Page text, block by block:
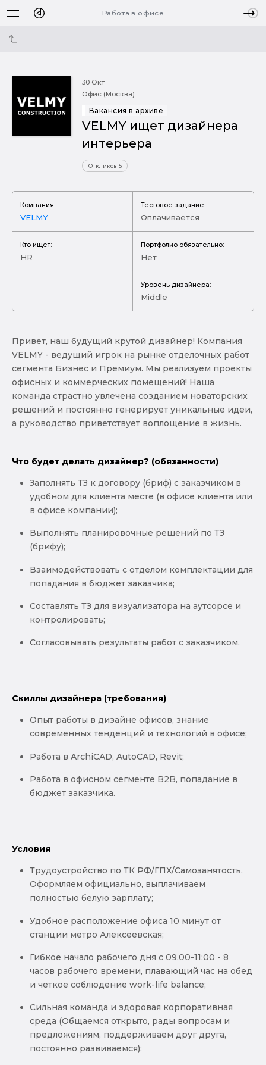
Работа в офисе
30 Окт
Офис (Москва)
Вакансия в архиве
VELMY ищет дизайнера
интерьера
Откликов 5
Компания:
VELMY
Тестовое задание:
Оплачивается
Кто ищет:
HR
Портфолио обязательно:
Нет
Уровень дизайнера:
Middle
Привет, наш будущий крутой дизайнер! Компания
VELMY - ведущий игрок на рынке отделочных работ
сегмента Бизнес и Премиум. Мы реализуем проекты
офисных и коммерческих помещений! Наша
команда страстно увлечена созданием новаторских
решений и постоянно генерирует уникальные идеи,
а руководство приветствует воплощение в жизнь.
Что будет делать дизайнер? (обязанности)
Заполнять ТЗ к договору (бриф) с заказчиком в
удобном для клиента месте (в офисе клиента или
в офисе компании);
Выполнять планировочные решений по ТЗ
(брифу);
Взаимодействовать с отделом комплектации для
попадания в бюджет заказчика;
Составлять ТЗ для визуализатора на аутсорсе и
контролировать;
Согласовывать результаты работ с заказчиком.
Скиллы дизайнера (требования)
Опыт работы в дизайне офисов, знание
современных тенденций и технологий в офисе;
Работа в ArchiCAD, AutoCAD, Revit;
Работа в офисном сегменте B2B, попадание в
бюджет заказчика.
Условия
Трудоустройство по ТК РФ/ГПХ/Самозанятость.
Оформляем официально, выплачиваем
полностью белую зарплату;
Удобное расположение офиса 10 минут от
станции метро Алексеевская;
Гибкое начало рабочего дня с 09.00-11:00 - 8
часов рабочего времени, плавающий час на обед
и четкое соблюдение work-life balance;
Сильная команда и здоровая корпоративная
среда (Общаемся открыто, рады вопросам и
предложениям, поддерживаем друг друга,
постоянно развиваемся);